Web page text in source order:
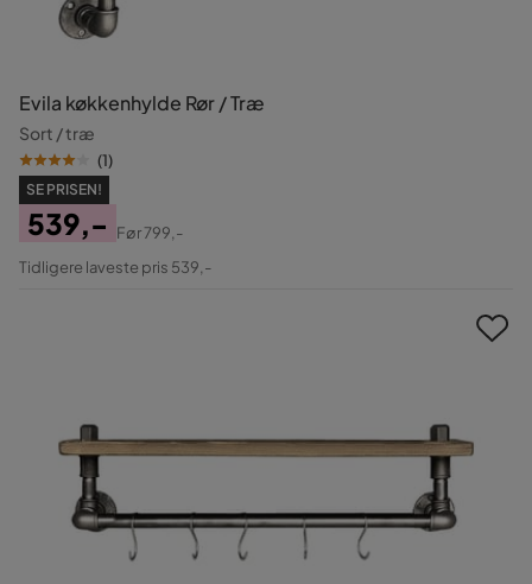
Evila køkkenhylde Rør / Træ
Sort / træ
(1)
SE PRISEN!
Pris
539,-
Original
Før799,-
Tidligere laveste pris 539,-